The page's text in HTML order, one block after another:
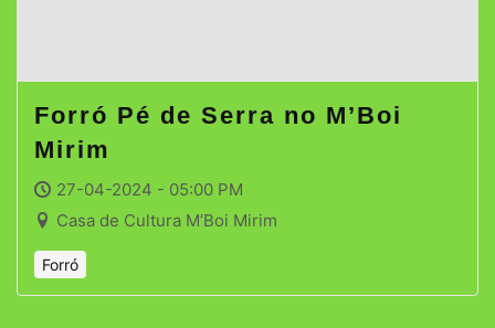
Forró Pé de Serra no M’Boi
Mirim
27-04-2024 - 05:00 PM
Casa de Cultura M’Boi Mirim
Forró